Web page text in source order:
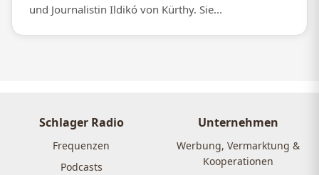
und Journalistin Ildikó von Kürthy. Sie...
Schlager Radio
Frequenzen
Podcasts
Unternehmen
Werbung, Vermarktung &
Kooperationen